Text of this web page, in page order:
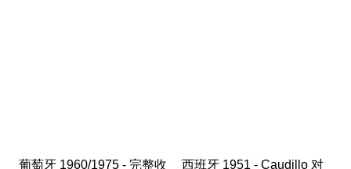
葡萄牙 1960/1975 - 完整收
西班牙 1951 - Caudillo 对